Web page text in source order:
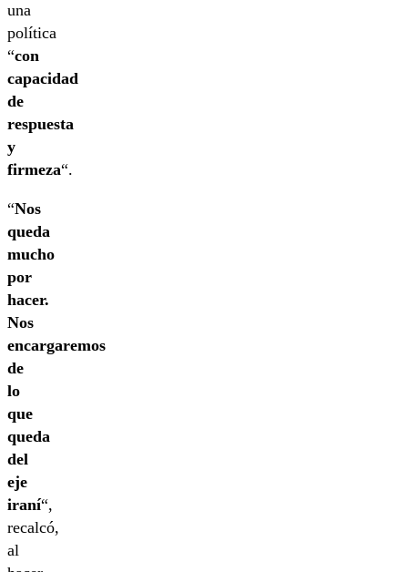
una
política
“con
capacidad
de
respuesta
y
firmeza“.
“Nos
queda
mucho
por
hacer.
Nos
encargaremos
de
lo
que
queda
del
eje
iraní“,
recalcó,
al